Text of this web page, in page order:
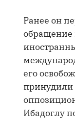
Ранее он
обращение
его
принудили
Ибадоглу